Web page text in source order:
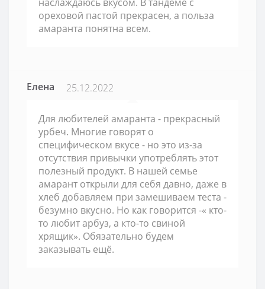
ореховой пастой прекрасен, а польза
амаранта понятна всем.
Елена 25.12.2022
Для любителей амаранта - прекрасный
урбеч. Многие говорят о
специфическом вкусе - но это из-за
отсутствия привычки употреблять этот
полезный продукт. В нашей семье
амарант открыли для себя давно, даже в
хлеб добавляем при замешиваем теста -
безумно вкусно. Но как говорится -« кто-
то любит арбуз, а кто-то свиной
хрящик». Обязательно будем
заказывать ещё.